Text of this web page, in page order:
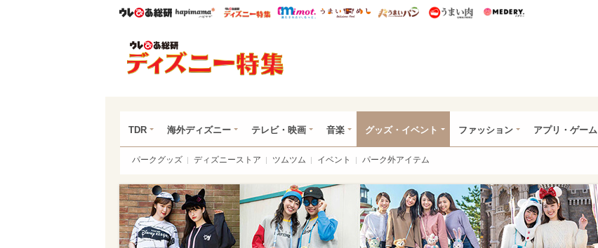
ウレぴあ総研ハピママ* ウレぴあ総研 ディズニー特集
mimot. うまいめし うまいパン うまい肉
TDR 海外ディズニー テレビ・映画 音楽 グッズ・イベント ファッション アプリ・ゲーム
パークグッズ ディズニーストア ツムツム イベント パーク外アイテム